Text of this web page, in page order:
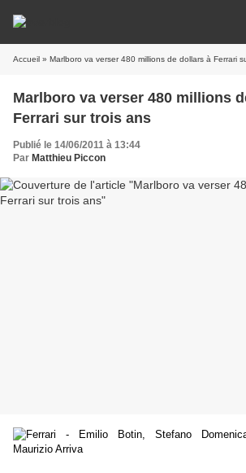
Accueil » Marlboro va verser 480 millions de dollars à Ferrari
Marlboro va verser 480 millions
Ferrari sur trois ans
Publié le 14/06/2011 à 13:44
Par Matthieu Piccon